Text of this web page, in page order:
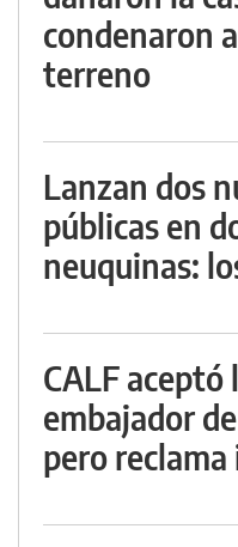
condenaron
terreno
Lanzan dos
públicas en
neuquinas:
CALF
embajador
pero